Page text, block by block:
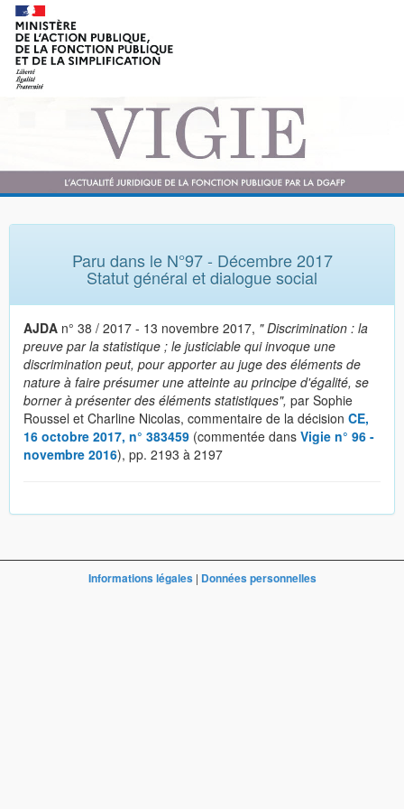
Paru dans le N°97 - Décembre 2017
Statut général et dialogue social
AJDA n° 38 / 2017 - 13 novembre 2017, " Discrimination : la
preuve par la statistique ; le justiciable qui invoque une
discrimination peut, pour apporter au juge des éléments de
nature à faire présumer une atteinte au principe d'égalité, se
borner à présenter des éléments statistiques", par Sophie
Roussel et Charline Nicolas, commentaire de la décision CE,
16 octobre 2017, n° 383459 (commentée dans Vigie n° 96 -
novembre 2016), pp. 2193 à 2197
Informations légales| Données personnelles